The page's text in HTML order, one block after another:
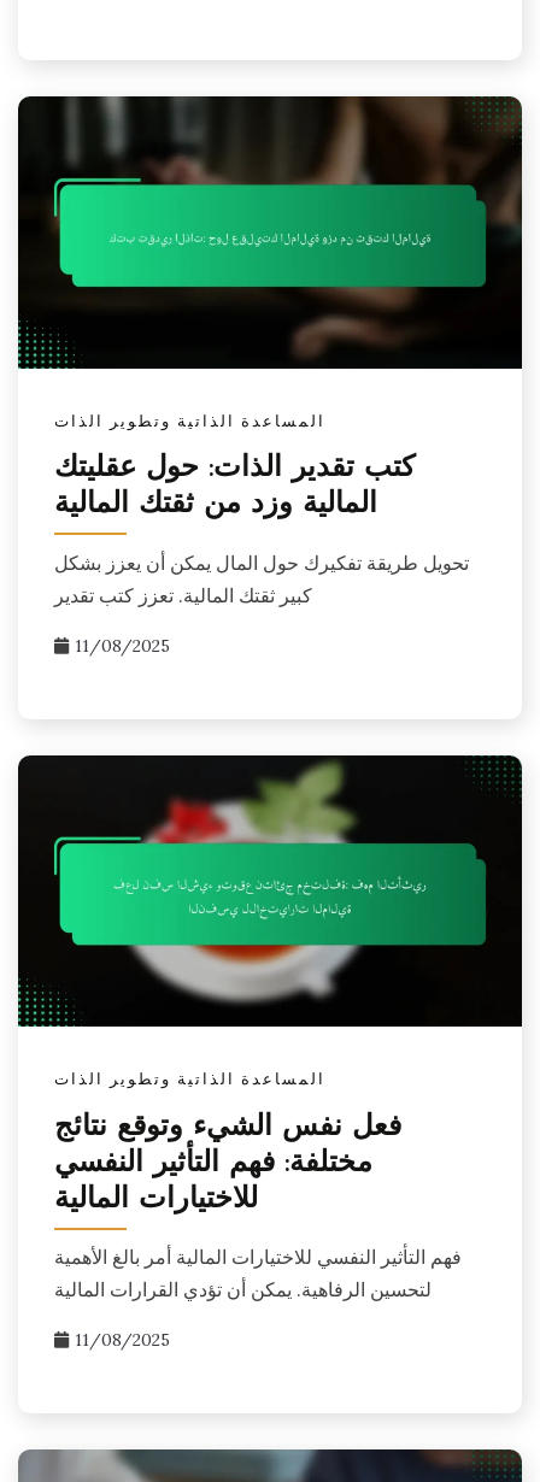
المساعدة الذاتية وتطوير الذات
كتب تقدير الذات: حول عقليتك
المالية وزد من ثقتك المالية
تحويل طريقة تفكيرك حول المال يمكن أن يعزز بشكل
كبير ثقتك المالية. تعزز كتب تقدير
11/08/2025
المساعدة الذاتية وتطوير الذات
فعل نفس الشيء وتوقع نتائج
مختلفة: فهم التأثير النفسي
للاختيارات المالية
فهم التأثير النفسي للاختيارات المالية أمر بالغ الأهمية
لتحسين الرفاهية. يمكن أن تؤدي القرارات المالية
11/08/2025